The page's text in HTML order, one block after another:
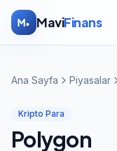
İçeriğe atla
MaviFinans
Ana Sayfa Piyasalar
Kripto Para
Polygon